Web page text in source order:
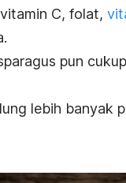
C, folat,
pun
lebih banyak